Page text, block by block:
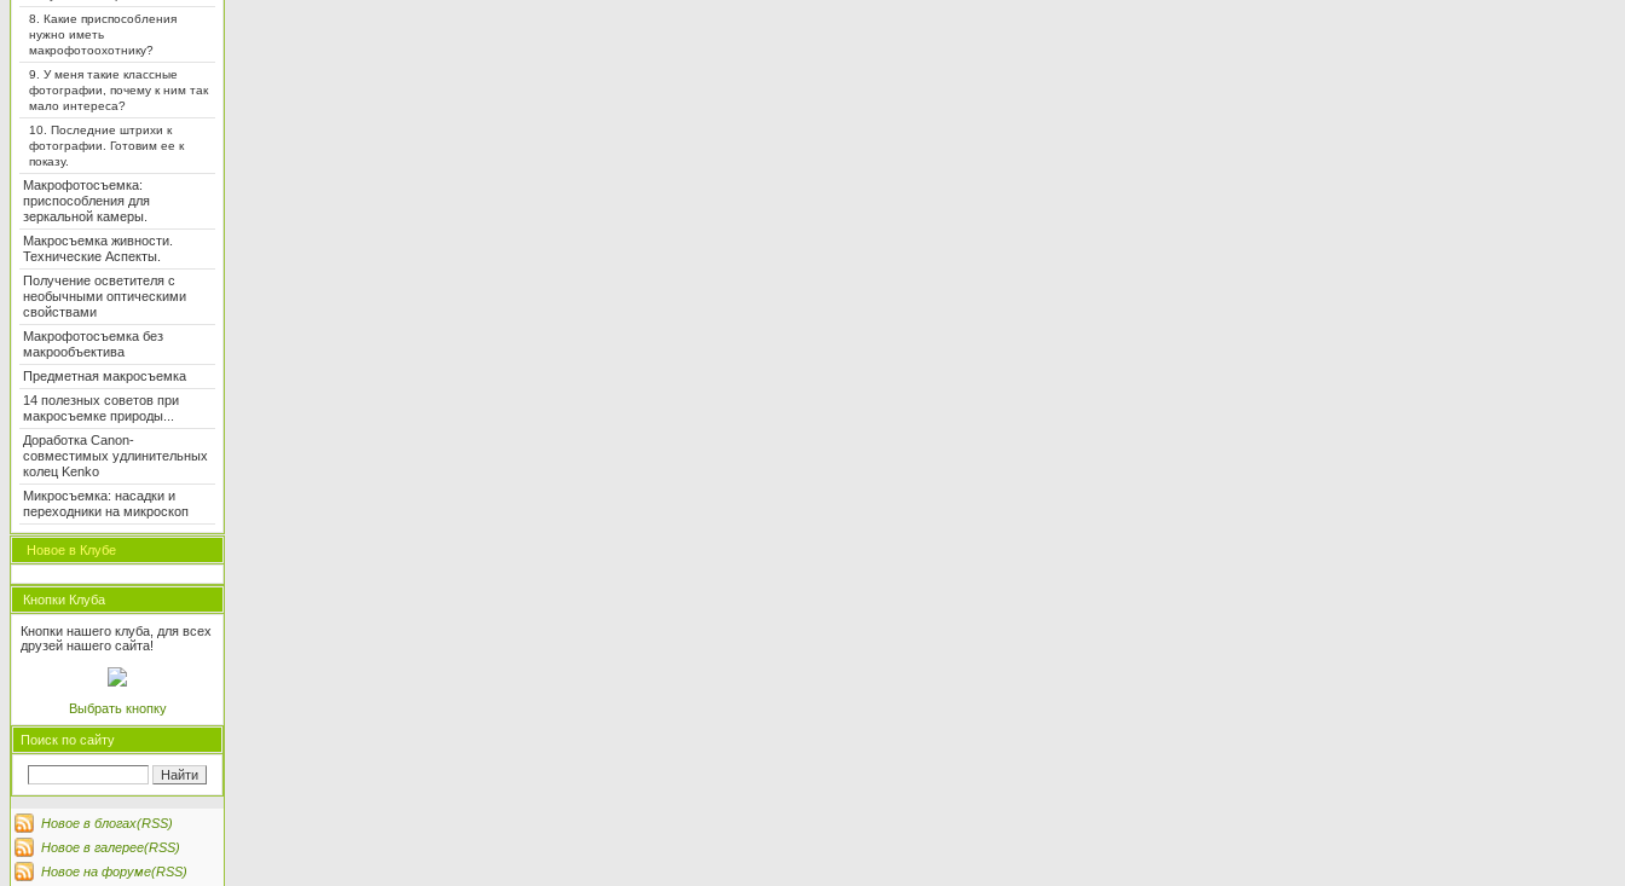
8. Какие приспособления
нужно иметь
макрофотоохотнику?
9. У меня такие классные
фотографии, почему к ним так
мало интереса?
10. Последние штрихи к
фотографии. Готовим ее к
показу.
Макрофотосъемка:
приспособления для
зеркальной камеры.
Макросъемка живности.
Технические Аспекты.
Получение осветителя с
необычными оптическими
свойствами
Макрофотосъемка без
макрообъектива
Предметная макросъемка
14 полезных советов при
макросъемке природы...
Доработка Canon-
совместимых удлинительных
колец Kenko
Микросъемка: насадки и
переходники на микроскоп
Новое в Клубе
Кнопки Клуба
Кнопки нашего клуба, для всех
друзей нашего сайта!
Выбрать кнопку
Поиск по сайту
Новое в блогах(RSS)
Новое в галерее(RSS)
Новое на форуме(RSS)